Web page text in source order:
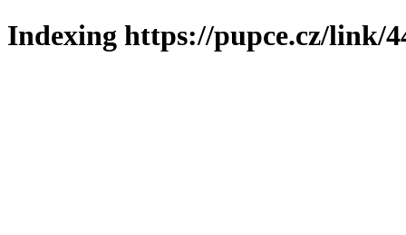
Indexing https://pupce.cz/link/